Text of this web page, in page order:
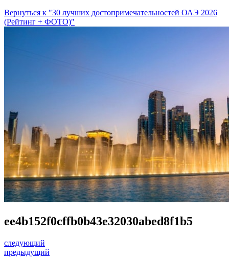
Вернуться к "30 лучших достопримечательностей ОАЭ 2026
(Рейтинг + ФОТО)"
ee4b152f0cffb0b43e32030abed8f1b5
следующий
предыдущий